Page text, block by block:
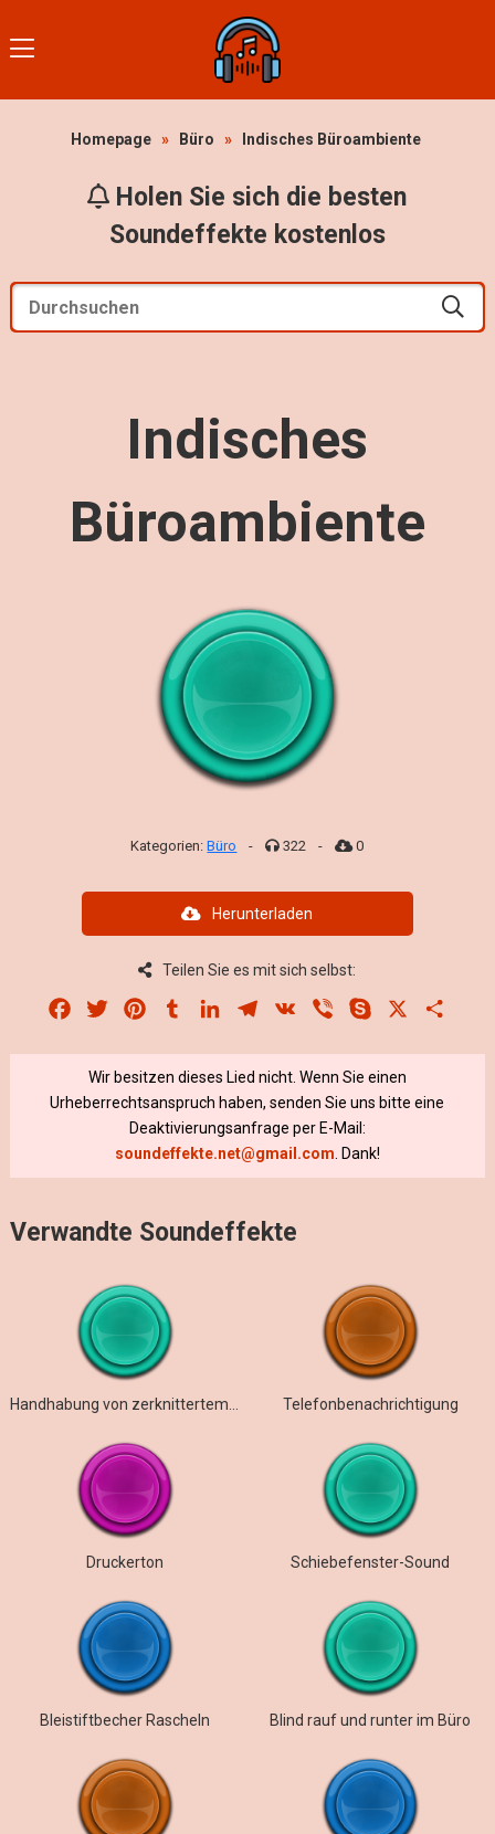
Homepage » Büro » Indisches Büroambiente
Holen Sie sich die besten
Soundeffekte kostenlos
Indisches
Büroambiente
Kategorien:Büro - 322 - 0
Herunterladen
Teilen Sie es mit sich selbst:
Facebook
Twitter PinterestTumblrLinkedInTelegram
VK Viber Skype
Wir besitzen dieses Lied nicht. Wenn Sie einen
Urheberrechtsanspruch haben, senden Sie uns bitte eine
Deaktivierungsanfrage per E-Mail:
soundeffekte.net@gmail.com . Dank!
Verwandte Soundeffekte
Telefonbenachrichtigung
Druckerton Schiebefenster-Sound
Bleistiftbecher Rascheln Blind rauf und runter im Büro